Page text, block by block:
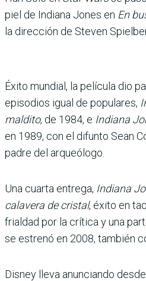
piel de Indiana Jones en En
la dirección de Steven
Éxito mundial, la película dio
episodios igual de populares,
maldito, de 1984, e Indiana
en 1989, con el difunto Sean
padre del arqueólogo.
Una cuarta entrega, Indiana
calavera de cristal, éxito en
frialdad por la crítica y una
se estrenó en 2008, también
Disney lleva anunciando